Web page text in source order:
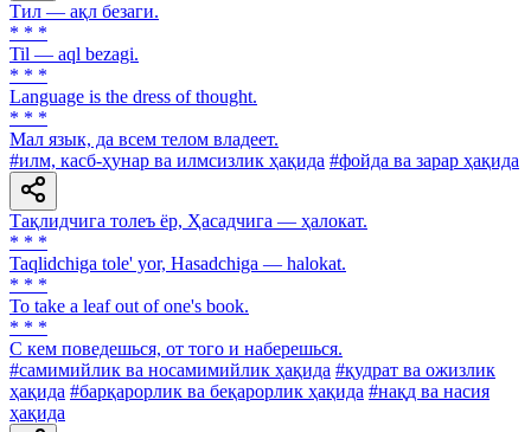
Тил — ақл безаги.
* * *
Til — aql bezagi.
* * *
Language is the dress of thought.
* * *
Мал язык, да всем телом владеет.
#илм, касб-ҳунар ва илмсизлик ҳақида #фойда ва зарар ҳақида
Тақлидчига толеъ ёр, Ҳасадчига — ҳалокат.
* * *
Taqlidchiga tole' yor, Hasadchiga — halokat.
* * *
To take a leaf out of one's book.
* * *
С кем поведешься, от того и наберешься.
#самимийлик ва носамимийлик ҳақида #қудрат ва ожизлик
ҳақида #барқарорлик ва беқарорлик ҳақида #нақд ва насия
ҳақида